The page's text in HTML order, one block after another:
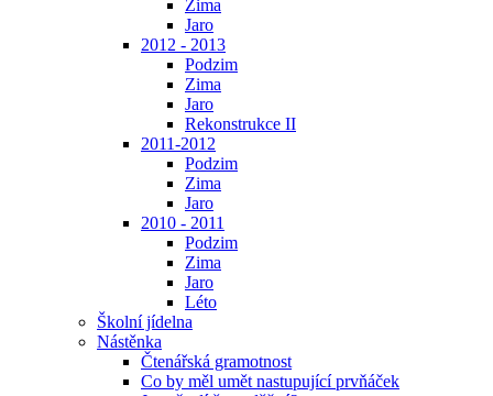
Zima
Jaro
2012 - 2013
Podzim
Zima
Jaro
Rekonstrukce II
2011-2012
Podzim
Zima
Jaro
2010 - 2011
Podzim
Zima
Jaro
Léto
Školní jídelna
Nástěnka
Čtenářská gramotnost
Co by měl umět nastupující prvňáček